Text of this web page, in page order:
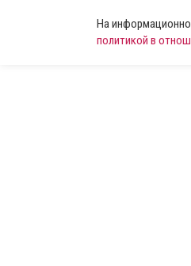
На
политикой в